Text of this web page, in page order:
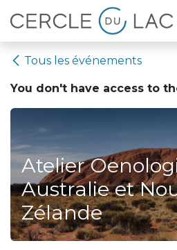
Se rendre au contenu
Tous les événements
You don't have access to
Atelier
Australie et
Zélande